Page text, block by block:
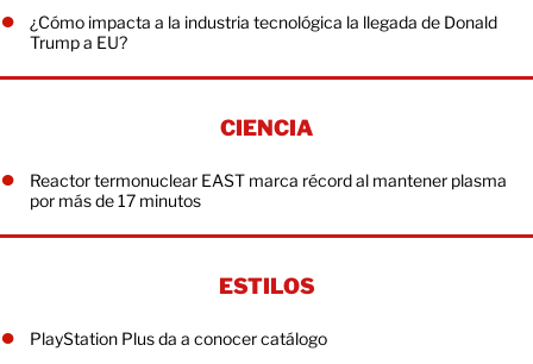
¿Cómo impacta a la industria tecnológica la llegada de Donald
Trump a EU?
CIENCIA
Reactor termonuclear EAST marca récord al mantener plasma
por más de 17 minutos
ESTILOS
PlayStation Plus da a conocer catálogo